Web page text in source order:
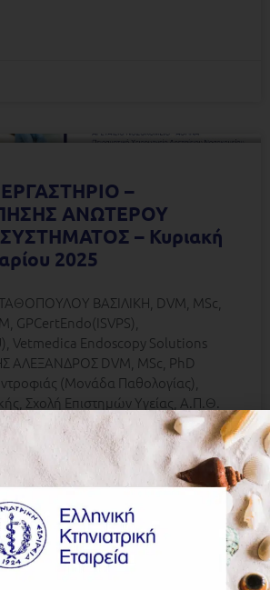
–
ΑΝΩΤΕΡΟΥ
– Κυριακή
2025
ΒΑΣΙΛΙΚΗ, DVM, MSc,
GPCertEndo(ISVPS),
Vetmedica Endoscopy Solutions
ΑΛΕΞΑΝΔΡΟΣ DVM, MSc, PhD
(Μονάδα Παθολογίας),
Σχολή Επιστημών Υγείας, Α.Π.Θ.
16/02/2025 09.00 – 09.30
09.30 – 13.30 Θεωρητικό μέρος •
ΕΠΙΛΟΓΗ ΤΟΥ